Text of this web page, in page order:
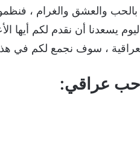
بالحب والعشق والغرام ،
يسعدنا أن نقدم لكم
، سوف نجمع لكم في
عراقي: